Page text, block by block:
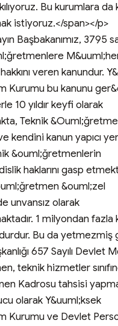
Bu kurumlara da
istiyoruz.</span></p>
Başbakanımız, 3795
veren kanundur.
Kurumu bu kanunu
10 yıldır keyfi olarak
Teknik
kendini kanun yapıcı
&ouml;ğretmenlerin
haklarını gasp
&ouml;zel
unvansız olarak
1 milyondan fazla
Bu da yetmezmiş
657 Sayılı Devlet
teknik hizmetler
Kadrosu tahsisi
olarak Y&uuml;ksek
Kurumu ve Devlet